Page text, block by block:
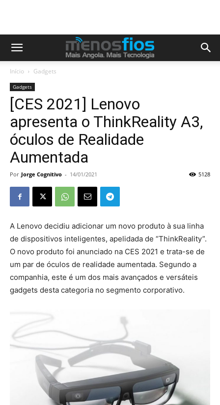
Início Gadgets
Gadgets
[CES 2021] Lenovo
apresenta o ThinkReality A3,
óculos de Realidade
Aumentada
Por Jorge Cognitivo - 14/01/2021 5128
A Lenovo decidiu adicionar um novo produto à sua linha
de dispositivos inteligentes, apelidada de “ThinkReality”.
O novo produto foi anunciado na CES 2021 e trata-se de
um par de óculos de realidade aumentada. Segundo a
companhia, este é um dos mais avançados e versáteis
gadgets desta categoria no segmento corporativo.